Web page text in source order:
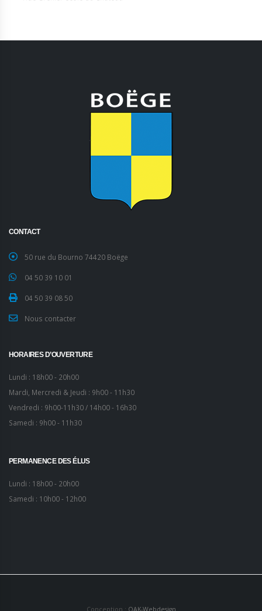
CONTACT
50 rue du Bourno 74420 Boëge
04 50 39 10 01
04 50 39 08 50
Nous contacter
HORAIRES D’OUVERTURE
Lundi : 18h00 - 20h00
Mardi, Mercredi & Jeudi : 9h00 - 11h30
Vendredi : 9h00-11h30 / 14h00 - 16h30
Samedi : 9h00 - 11h30
PERMANENCE DES ÉLUS
Lundi : 18h00 - 20h00
Samedi : 10h00 - 12h00
Conception : OAK-Webdesign